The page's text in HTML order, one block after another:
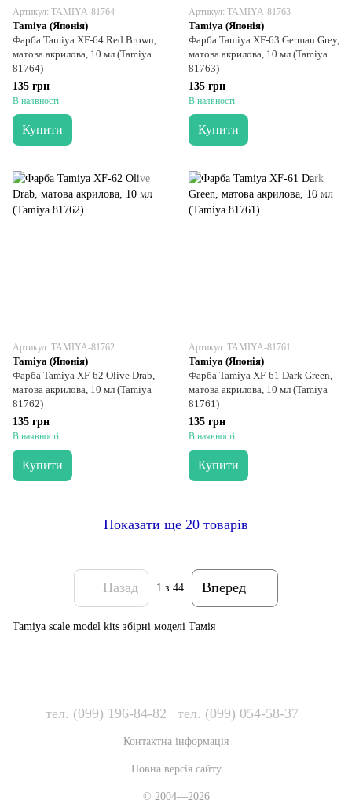
Артикул: TAMIYA-81764
Tamiya (Японія)
Фарба Tamiya XF-64 Red Brown,
матова акрилова, 10 мл (Tamiya
81764)
135 грн
В наявності
Купити
Артикул: TAMIYA-81763
Tamiya (Японія)
Фарба Tamiya XF-63 German Grey,
матова акрилова, 10 мл (Tamiya
81763)
135 грн
В наявності
Купити
Артикул: TAMIYA-81762
Tamiya (Японія)
Фарба Tamiya XF-62 Olive Drab,
матова акрилова, 10 мл (Tamiya
81762)
135 грн
В наявності
Купити
Артикул: TAMIYA-81761
Tamiya (Японія)
Фарба Tamiya XF-61 Dark Green,
матова акрилова, 10 мл (Tamiya
81761)
135 грн
В наявності
Купити
Показати ще 20 товарів
Назад 1 з 44 Вперед
Tamiya scale model kits збірні моделі Тамія
тел. (099) 196-84-82 тел. (099) 054-58-37
Контактна інформація
Повна версія сайту
© 2004—2026